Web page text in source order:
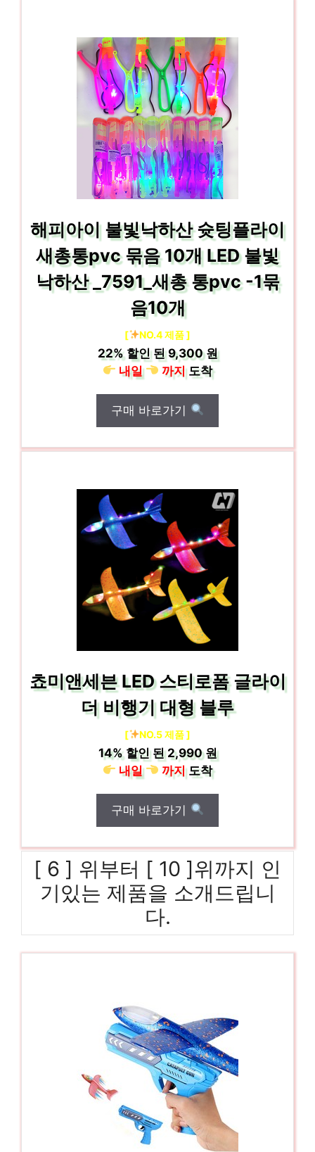
해피아이 불빛낙하산 슛팅플라이
새총통pvc 묶음 10개 LED 불빛
낙하산 _7591_새총 통pvc -1묶
음10개
[ NO.4 제품 ]
22%할인 된9,300 원
내일
까지도착
구매 바로가기
쵸미앤세븐 LED 스티로폼 글라이
더 비행기 대형 블루
[ NO.5 제품 ]
14%할인 된2,990 원
내일
까지도착
구매 바로가기
[ 6 ] 위부터 [ 10 ]위까지 인
기있는 제품을 소개드립니
다.